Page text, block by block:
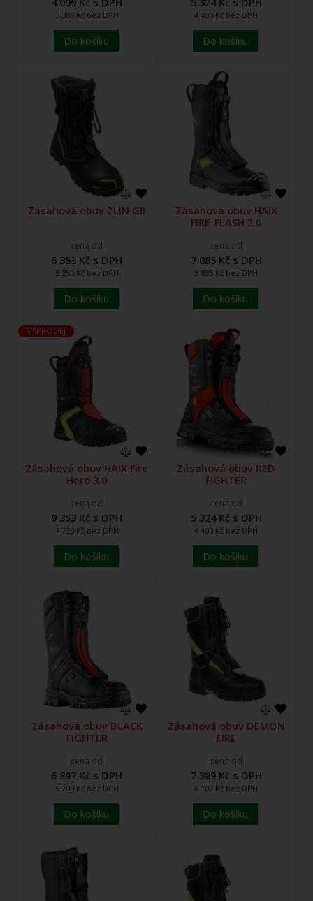
3 388 Kč bez DPH
Do košíku
4 400 Kč bez DPH
Do košíku
Zásahová obuv ZLIN GII
cena od
6 353 Kč s DPH
5 250 Kč bez DPH
Do košíku
Zásahová obuv HAIX
FIRE-FLASH 2.0
cena od
7 085 Kč s DPH
5 855 Kč bez DPH
Do košíku
VÝPRODEJ
Zásahová obuv HAIX Fire
Hero 3.0
cena od
9 353 Kč s DPH
7 730 Kč bez DPH
Do košíku
Zásahová obuv RED
FIGHTER
cena od
5 324 Kč s DPH
4 400 Kč bez DPH
Do košíku
Zásahová obuv BLACK
FIGHTER
cena od
6 897 Kč s DPH
5 700 Kč bez DPH
Do košíku
Zásahová obuv DEMON
FIRE
cena od
7 389 Kč s DPH
6 107 Kč bez DPH
Do košíku